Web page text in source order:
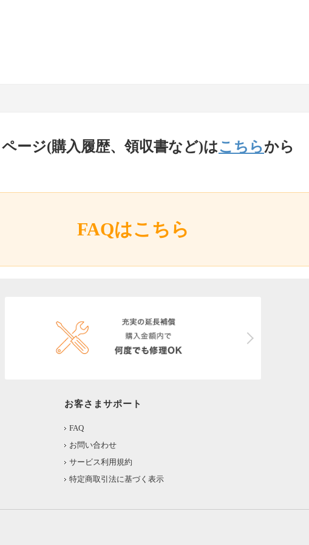
ージ(購入履歴、領収書など)はこちらから
FAQはこちら
お客さまサポート
FAQ
お問い合わせ
サービス利用規約
特定商取引法に基づく表示